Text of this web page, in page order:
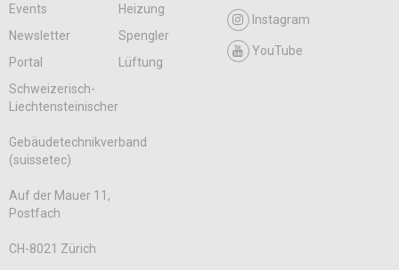
Events
Heizung
Newsletter
Spengler
Portal
Lüftung
Instagram
YouTube
Schweizerisch-
Liechtensteinischer
Gebäudetechnikverband
(suissetec)
Auf der Mauer 11,
Postfach
CH-8021 Zürich